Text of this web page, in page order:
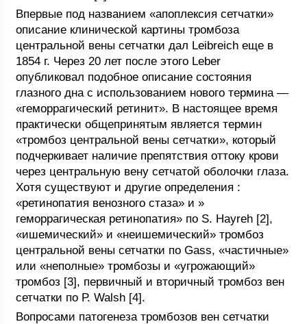
Впервые под названием «апоплексия сетчатки»
описание клинической картины тромбоза
центральной вены сетчатки дал Leibreich еще в
1854 г. Через 20 лет после этого Leber
опубликовал подобное описание состояния
глазного дна с использованием нового термина —
«геморрагический ретинит». В настоящее время
практически общепринятым является термин
«тромбоз центральной вены сетчатки», который
подчеркивает наличие препятствия оттоку крови
через центральную вену сетчатой оболочки глаза.
Хотя существуют и другие определения :
«ретинопатия венозного стаза» и »
геморрагическая ретинопатия» по S. Hayreh [2],
«ишемический» и «неишемический» тромбоз
центральной вены сетчатки по Gass, «частичные»
или «неполные» тромбозы и «угрожающий»
тромбоз [3], первичный и вторичный тромбоз вен
сетчатки по Р. Walsh [4].
Вопросами патогенеза тромбозов вен сетчатки